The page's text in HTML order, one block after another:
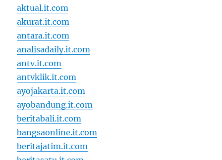
aktual.it.com
akurat.it.com
antara.it.com
analisadaily.it.com
antv.it.com
antvklik.it.com
ayojakarta.it.com
ayobandung.it.com
beritabali.it.com
bangsaonline.it.com
beritajatim.it.com